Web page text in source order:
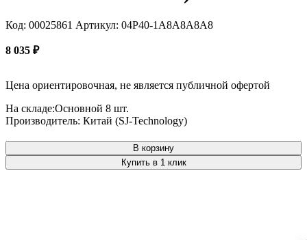
Код: 00025861 Артикул: 04Р40-1А8А8А8А8
8 035 ₽
Цена ориентировочная, не является публичной офертой
На складе:Основной 8 шт.
Производитель: Китай (SJ-Technology)
В корзину
Купить в 1 клик